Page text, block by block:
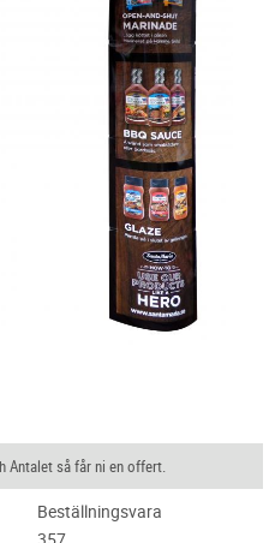
Antalet så får ni en offert.
Beställningsvara